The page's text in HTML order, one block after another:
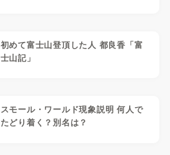
初めて富士山登頂した人 都良香「富
士山記」
スモール・ワールド現象説明 何人で
たどり着く？別名は？